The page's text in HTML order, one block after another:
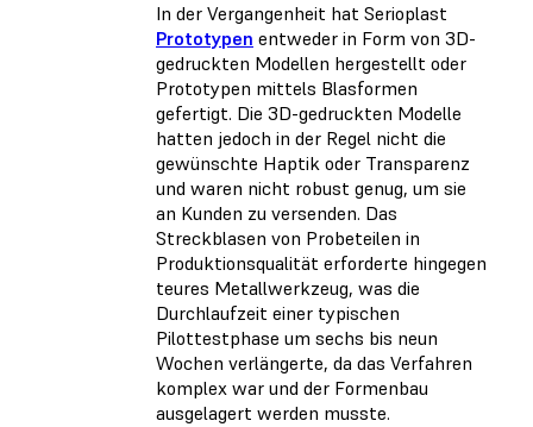
In der Vergangenheit hat Serioplast
Prototypen entweder in Form von 3D-
gedruckten Modellen hergestellt oder
Prototypen mittels Blasformen
gefertigt. Die 3D-gedruckten Modelle
hatten jedoch in der Regel nicht die
gewünschte Haptik oder Transparenz
und waren nicht robust genug, um sie
an Kunden zu versenden. Das
Streckblasen von Probeteilen in
Produktionsqualität erforderte hingegen
teures Metallwerkzeug, was die
Durchlaufzeit einer typischen
Pilottestphase um sechs bis neun
Wochen verlängerte, da das Verfahren
komplex war und der Formenbau
ausgelagert werden musste.